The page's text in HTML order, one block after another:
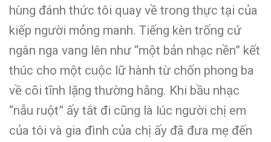
hùng đánh thức tôi quay về trong thực tại của
kiếp người mỏng manh. Tiếng kèn trống cứ
ngân nga vang lên như “một bản nhạc nền” kết
thúc cho một cuộc lữ hành từ chốn phong ba
về cõi tĩnh lặng thường hằng. Khi bầu nhạc
“nẫu ruột” ấy tắt đi cũng là lúc người chị em
của tôi và gia đình của chị ấy đã đưa mẹ đến